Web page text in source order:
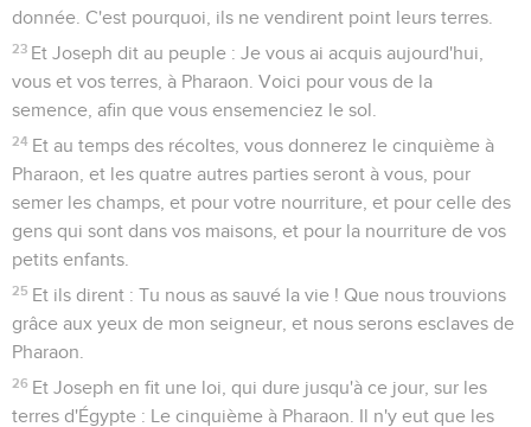
donnée. C'est pourquoi, ils ne vendirent point leurs terres.
23 Et Joseph dit au peuple : Je vous ai acquis aujourd'hui,
vous et vos terres, à Pharaon. Voici pour vous de la
semence, afin que vous ensemenciez le sol.
24 Et au temps des récoltes, vous donnerez le cinquième à
Pharaon, et les quatre autres parties seront à vous, pour
semer les champs, et pour votre nourriture, et pour celle des
gens qui sont dans vos maisons, et pour la nourriture de vos
petits enfants.
25 Et ils dirent : Tu nous as sauvé la vie ! Que nous trouvions
grâce aux yeux de mon seigneur, et nous serons esclaves de
Pharaon.
26 Et Joseph en fit une loi, qui dure jusqu'à ce jour, sur les
terres d'Égypte : Le cinquième à Pharaon. Il n'y eut que les